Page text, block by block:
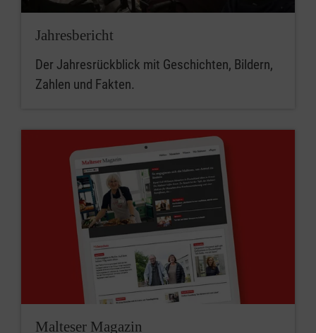
Jahresbericht
Der Jahresrückblick mit Geschichten, Bildern,
Zahlen und Fakten.
Malteser Magazin